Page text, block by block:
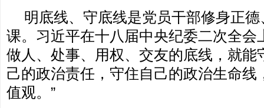
明底线、守底线是党员干部修身正
课。习近平在十八届中央纪委二次全会
做人、处事、用权、交友的底线，就能
己的政治责任，守住自己的政治生命线
值观。”